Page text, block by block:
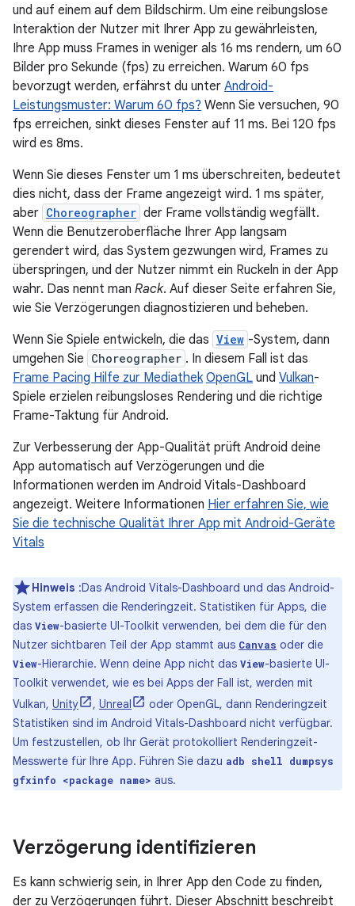
und auf einem auf dem Bildschirm. Um eine reibungslose
Interaktion der Nutzer mit Ihrer App zu gewährleisten,
Ihre App muss Frames in weniger als 16 ms rendern, um 60
Bilder pro Sekunde (fps) zu erreichen. Warum 60 fps
bevorzugt werden, erfährst du unter Android-
Leistungsmuster: Warum 60 fps? Wenn Sie versuchen, 90
fps erreichen, sinkt dieses Fenster auf 11 ms. Bei 120 fps
wird es 8ms.
Wenn Sie dieses Fenster um 1 ms überschreiten, bedeutet
dies nicht, dass der Frame angezeigt wird. 1 ms später,
aber Choreographer der Frame vollständig wegfällt.
Wenn die Benutzeroberfläche Ihrer App langsam
gerendert wird, das System gezwungen wird, Frames zu
überspringen, und der Nutzer nimmt ein Ruckeln in der App
wahr. Das nennt man Rack. Auf dieser Seite erfahren Sie,
wie Sie Verzögerungen diagnostizieren und beheben.
Wenn Sie Spiele entwickeln, die das View -System, dann
umgehen Sie Choreographer . In diesem Fall ist das
Frame Pacing Hilfe zur Mediathek OpenGL und Vulkan-
Spiele erzielen reibungsloses Rendering und die richtige
Frame-Taktung für Android.
Zur Verbesserung der App-Qualität prüft Android deine
App automatisch auf Verzögerungen und die
Informationen werden im Android Vitals-Dashboard
angezeigt. Weitere Informationen Hier erfahren Sie, wie
Sie die technische Qualität Ihrer App mit Android-Geräte
Vitals
Hinweis :Das Android Vitals-Dashboard und das Android-
System erfassen die Renderingzeit. Statistiken für Apps, die
das View-basierte UI-Toolkit verwenden, bei dem die für den
Nutzer sichtbaren Teil der App stammt aus Canvas oder die
View-Hierarchie. Wenn deine App nicht das View-basierte UI-
Toolkit verwendet, wie es bei Apps der Fall ist, werden mit
Vulkan, Unity , Unreal
oder OpenGL, dann Renderingzeit
Statistiken sind im Android Vitals-Dashboard nicht verfügbar.
Um festzustellen, ob Ihr Gerät protokolliert Renderingzeit-
Messwerte für Ihre App. Führen Sie dazu adb shell dumpsys
gfxinfo <package name> aus.
Verzögerung identifizieren
Es kann schwierig sein, in Ihrer App den Code zu finden,
der zu Verzögerungen führt. Dieser Abschnitt beschreibt